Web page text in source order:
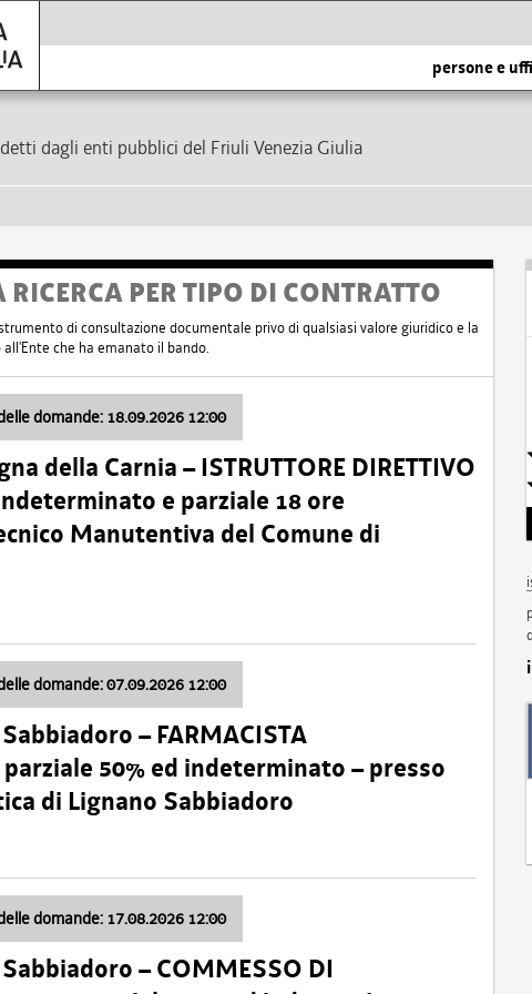
persone e
dagli enti pubblici del Friuli Venezia Giulia
RICERCA PER TIPO DI CONTRATTO
di consultazione documentale privo di qualsiasi valore giuridico e la
che ha emanato il bando.
domande: 18.09.2026 12:00
della Carnia – ISTRUTTORE DIRETTIVO
e parziale 18 ore
Manutentiva del Comune di
domande: 07.09.2026 12:00
– FARMACISTA
parziale 50% ed indeterminato – presso
di Lignano Sabbiadoro
domande: 17.08.2026 12:00
– COMMESSO DI